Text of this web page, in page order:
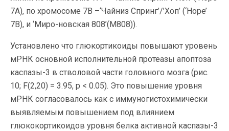
7A), по хромосоме 7B –‘Чайниз Спринг’/’Хоп’ (‘Hope’
7B), и ‘Миро-новская 808’(M808)).
Установлено что глюкортикоиды повышают уровень
мРНК основной исполнительной протеазы апоптоза
каспазы-3 в стволовой части головного мозга (рис.
10; F(2,20) = 3.95, p < 0.05). Это повышение уровня
мРНК согласовалось как с иммуногистохимически
выявляемым повышением под влиянием
глюкокортикоидов уровня белка активной каспазы-3